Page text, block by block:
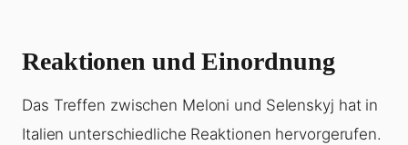
Reaktionen und Einordnung
Das Treffen zwischen Meloni und Selenskyj hat in
Italien unterschiedliche Reaktionen hervorgerufen.